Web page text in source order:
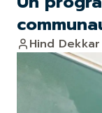
Hind Dekkar